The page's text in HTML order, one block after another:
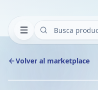
Volver al marketplace